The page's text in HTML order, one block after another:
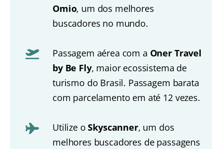
Omio, um dos melhores
buscadores no mundo.
Passagem aérea com a Oner Travel
by Be Fly, maior ecossistema de
turismo do Brasil. Passagem barata
com parcelamento em até 12 vezes.
Utilize oSkyscanner, um dos
melhores buscadores de passagens